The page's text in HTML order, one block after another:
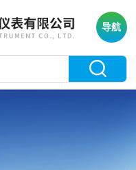
导航